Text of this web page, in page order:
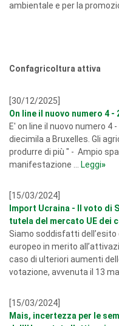
ambientale e per la
Confagricoltura attiva
[30/12/2025]
On line il nuovo numero 4 -
E' on line il nuovo numero 4
diecimila a Bruxelles. Gli
produrre di più " - Ampio
manifestazione ...
Leggi»
[15/03/2024]
Import Ucraina - Il voto di
tutela del mercato UE dei
Siamo soddisfatti
europeo in merito
caso di ulteriori aumenti
votazione, avvenuta il 13
[15/03/2024]
Mais, incertezza per le